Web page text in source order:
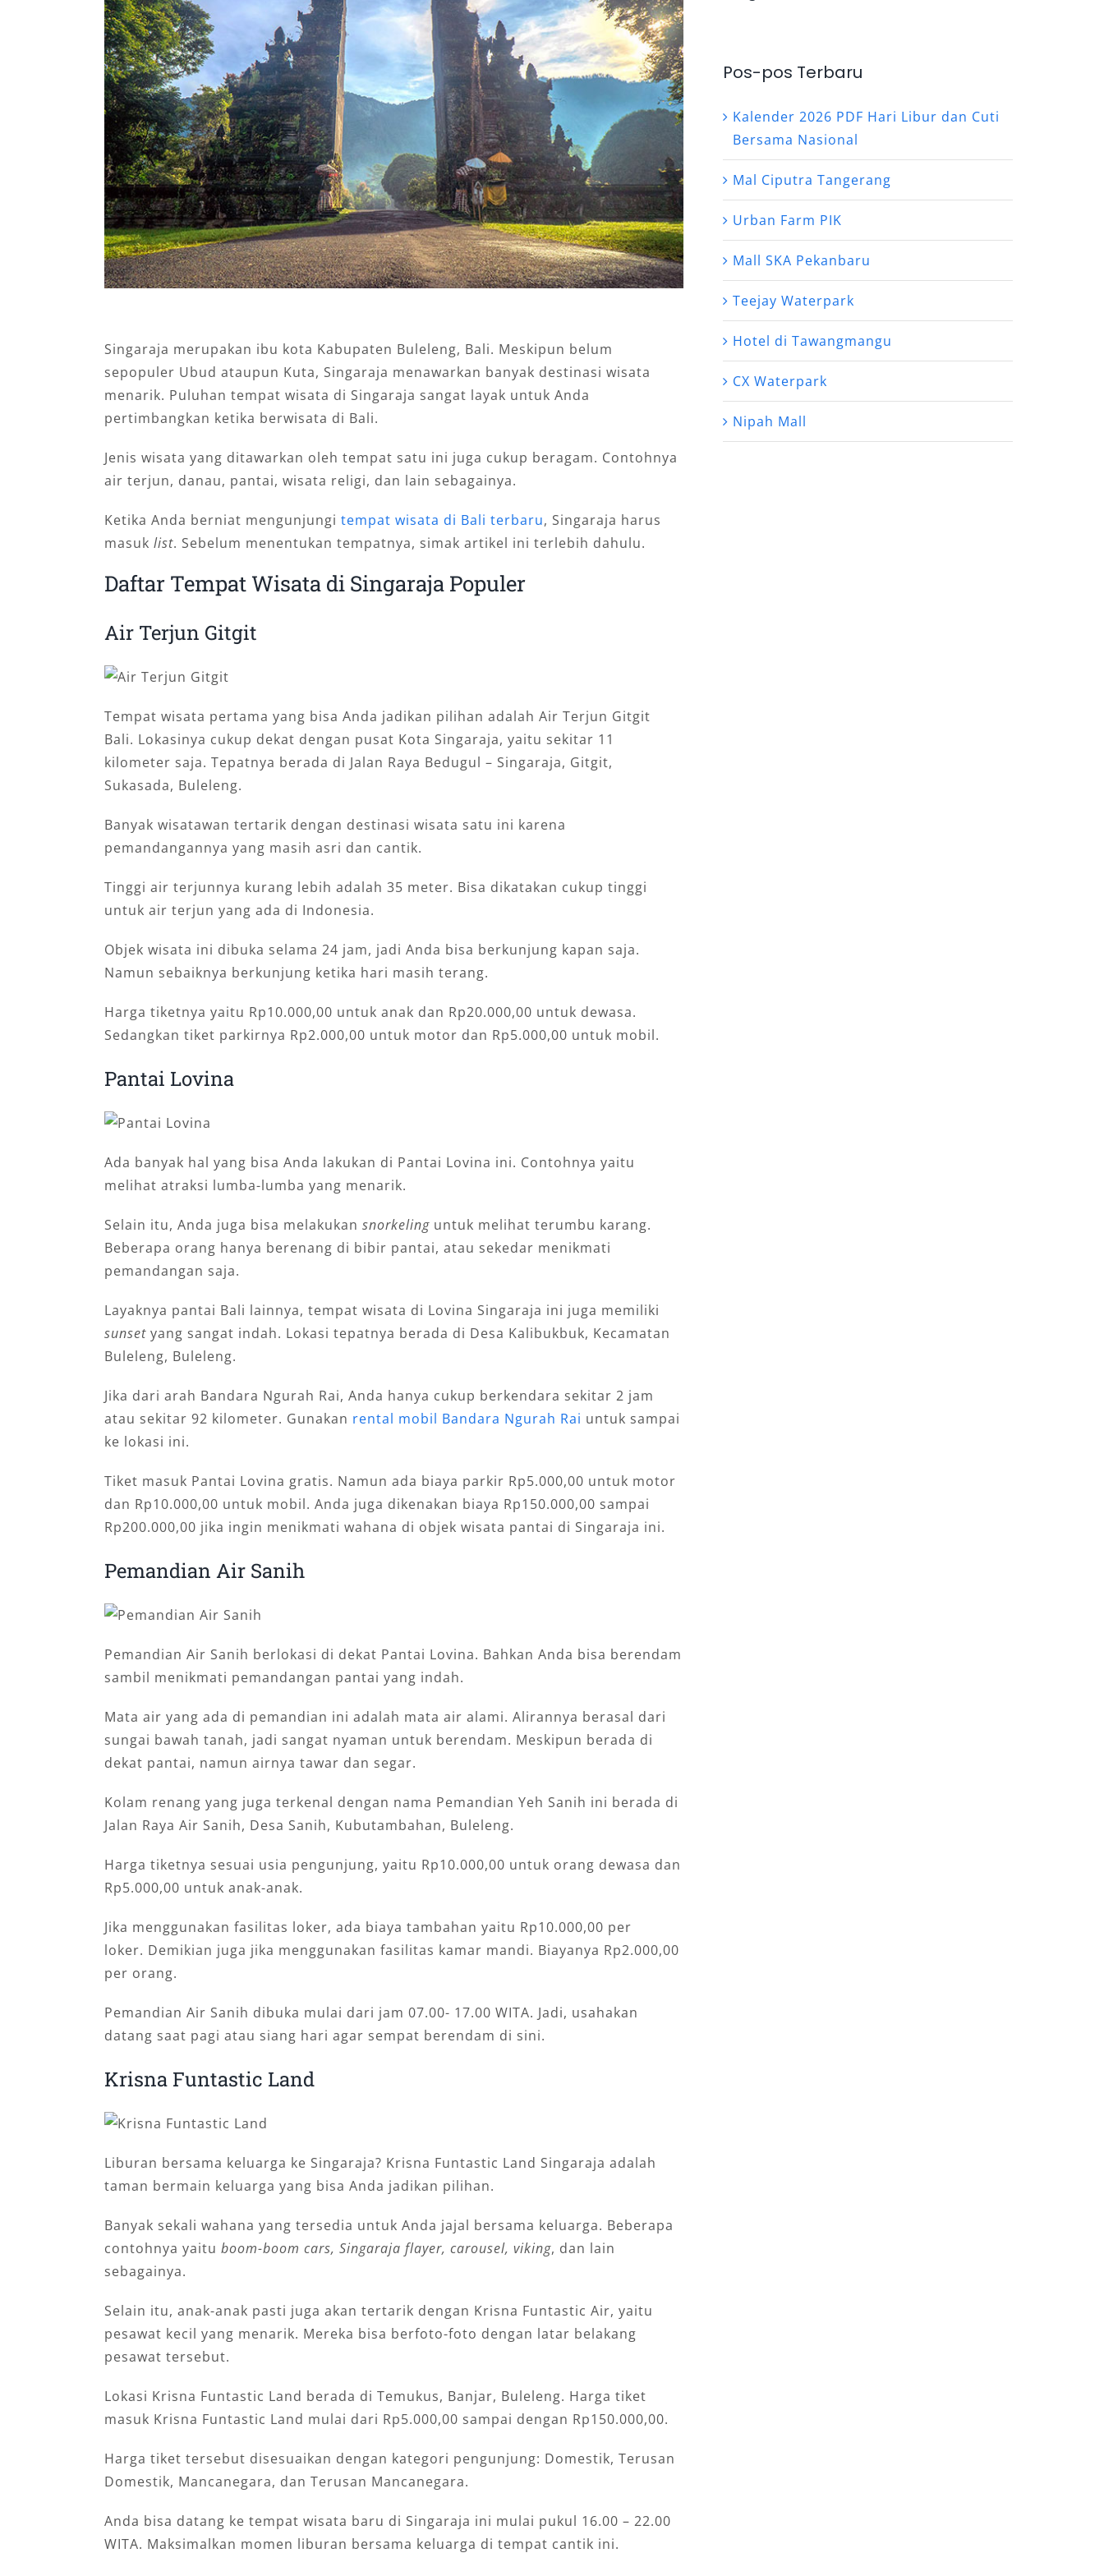
Singaraja merupakan ibu kota Kabupaten Buleleng, Bali. Meskipun belum
sepopuler Ubud ataupun Kuta, Singaraja menawarkan banyak destinasi wisata
menarik. Puluhan tempat wisata di Singaraja sangat layak untuk Anda
pertimbangkan ketika berwisata di Bali.
Jenis wisata yang ditawarkan oleh tempat satu ini juga cukup beragam. Contohnya
air terjun, danau, pantai, wisata religi, dan lain sebagainya.
Ketika Anda berniat mengunjungi tempat wisata di Bali terbaru, Singaraja harus
masuk list. Sebelum menentukan tempatnya, simak artikel ini terlebih dahulu.
Daftar Tempat Wisata di Singaraja Populer
Air Terjun Gitgit
Tempat wisata pertama yang bisa Anda jadikan pilihan adalah Air Terjun Gitgit
Bali. Lokasinya cukup dekat dengan pusat Kota Singaraja, yaitu sekitar 11
kilometer saja. Tepatnya berada di Jalan Raya Bedugul – Singaraja, Gitgit,
Sukasada, Buleleng.
Banyak wisatawan tertarik dengan destinasi wisata satu ini karena
pemandangannya yang masih asri dan cantik.
Tinggi air terjunnya kurang lebih adalah 35 meter. Bisa dikatakan cukup tinggi
untuk air terjun yang ada di Indonesia.
Objek wisata ini dibuka selama 24 jam, jadi Anda bisa berkunjung kapan saja.
Namun sebaiknya berkunjung ketika hari masih terang.
Harga tiketnya yaitu Rp10.000,00 untuk anak dan Rp20.000,00 untuk dewasa.
Sedangkan tiket parkirnya Rp2.000,00 untuk motor dan Rp5.000,00 untuk mobil.
Pantai Lovina
Ada banyak hal yang bisa Anda lakukan di Pantai Lovina ini. Contohnya yaitu
melihat atraksi lumba-lumba yang menarik.
Selain itu, Anda juga bisa melakukan snorkeling untuk melihat terumbu karang.
Beberapa orang hanya berenang di bibir pantai, atau sekedar menikmati
pemandangan saja.
Layaknya pantai Bali lainnya, tempat wisata di Lovina Singaraja ini juga memiliki
sunset yang sangat indah. Lokasi tepatnya berada di Desa Kalibukbuk, Kecamatan
Buleleng, Buleleng.
Jika dari arah Bandara Ngurah Rai, Anda hanya cukup berkendara sekitar 2 jam
atau sekitar 92 kilometer. Gunakan rental mobil Bandara Ngurah Rai untuk sampai
ke lokasi ini.
Tiket masuk Pantai Lovina gratis. Namun ada biaya parkir Rp5.000,00 untuk motor
dan Rp10.000,00 untuk mobil. Anda juga dikenakan biaya Rp150.000,00 sampai
Rp200.000,00 jika ingin menikmati wahana di objek wisata pantai di Singaraja ini.
Pemandian Air Sanih
Pemandian Air Sanih berlokasi di dekat Pantai Lovina. Bahkan Anda bisa berendam
sambil menikmati pemandangan pantai yang indah.
Mata air yang ada di pemandian ini adalah mata air alami. Alirannya berasal dari
sungai bawah tanah, jadi sangat nyaman untuk berendam. Meskipun berada di
dekat pantai, namun airnya tawar dan segar.
Kolam renang yang juga terkenal dengan nama Pemandian Yeh Sanih ini berada di
Jalan Raya Air Sanih, Desa Sanih, Kubutambahan, Buleleng.
Harga tiketnya sesuai usia pengunjung, yaitu Rp10.000,00 untuk orang dewasa dan
Rp5.000,00 untuk anak-anak.
Jika menggunakan fasilitas loker, ada biaya tambahan yaitu Rp10.000,00 per
loker. Demikian juga jika menggunakan fasilitas kamar mandi. Biayanya Rp2.000,00
per orang.
Pemandian Air Sanih dibuka mulai dari jam 07.00- 17.00 WITA. Jadi, usahakan
datang saat pagi atau siang hari agar sempat berendam di sini.
Krisna Funtastic Land
Liburan bersama keluarga ke Singaraja? Krisna Funtastic Land Singaraja adalah
taman bermain keluarga yang bisa Anda jadikan pilihan.
Banyak sekali wahana yang tersedia untuk Anda jajal bersama keluarga. Beberapa
contohnya yaitu boom-boom cars, Singaraja flayer, carousel, viking, dan lain
sebagainya.
Selain itu, anak-anak pasti juga akan tertarik dengan Krisna Funtastic Air, yaitu
pesawat kecil yang menarik. Mereka bisa berfoto-foto dengan latar belakang
pesawat tersebut.
Lokasi Krisna Funtastic Land berada di Temukus, Banjar, Buleleng. Harga tiket
masuk Krisna Funtastic Land mulai dari Rp5.000,00 sampai dengan Rp150.000,00.
Harga tiket tersebut disesuaikan dengan kategori pengunjung: Domestik, Terusan
Domestik, Mancanegara, dan Terusan Mancanegara.
Anda bisa datang ke tempat wisata baru di Singaraja ini mulai pukul 16.00 – 22.00
WITA. Maksimalkan momen liburan bersama keluarga di tempat cantik ini.
Pos-pos Terbaru
Kalender 2026 PDF Hari Libur dan Cuti
Bersama Nasional
Mal Ciputra Tangerang
Urban Farm PIK
Mall SKA Pekanbaru
Teejay Waterpark
Hotel di Tawangmangu
CX Waterpark
Nipah Mall